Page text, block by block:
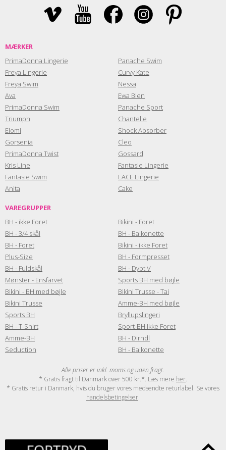
MÆRKER
PrimaDonna Lingerie
Freya Lingerie
Freya Swim
Ava
PrimaDonna Swim
Triumph
Elomi
Gorsenia
PrimaDonna Twist
Kris Line
Fantasie Swim
Anita
Panache Swim
Curvy Kate
Nessa
Ewa Bien
Panache Sport
Chantelle
Shock Absorber
Cleo
Gossard
Fantasie Lingerie
LACE Lingerie
Cake
VAREGRUPPER
BH - ikke Foret
BH - 3/4 skål
BH - Foret
Plus-Size
BH - Fuldskål
Mønster - Ensfarvet
Bikini - BH med bøjle
Bikini Trusse
Sports BH
BH - T-Shirt
Amme-BH
Seduction
Bikini - Foret
BH - Balkonette
Bikini - ikke Foret
BH - Formpresset
BH - Dybt V
Sports BH med bøjle
Bikini Trusse - Tai
Amme-BH med bøjle
Bryllupslingeri
Sport-BH Ikke Foret
BH - Dirndl
BH - Balkonette
Alle priser er inkl. moms og uden fragt.
* Gratis fragt til Danmark over 500 kr.*. Læs mere her.
* Gratis retur i Danmark, hvis du bruger vores medsendte returlabel. Se vores
handelsbetingelser.